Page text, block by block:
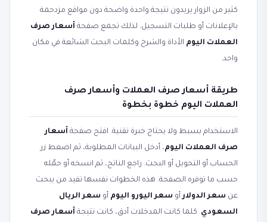
كثير من الزوار يريدون نتيجة واحدة واضحة دون مواقع مزدحمة
بالإعلانات أو طلبات التسجيل. لذلك تجمع صفحة أسعار صرف
العملات اليوم الأداة والشرح وكلمات البحث الشائعة في مكان
واحد.
طريقة أسعار صرف العملات وأسعار صرف
العملات اليوم خطوة بخطوة
الاستخدام بسيط ولا يحتاج خبرة تقنية. افتح صفحة أسعار
صرف العملات اليوم، أدخل البيانات المطلوبة، ثم اضغط زر
الحساب أو التحويل أو البحث. راجع الناتج، ثم انسخه أو حمّله
حسب ما توفره الصفحة. هذه الخطوات نفسها تفيد من يبحث
عن سعر الدولارأو سعر اليورو اليوم أو سعر الريال
السعودي. كلما كانت المدخلات أدق، كانت نتيجة أسعار صرف